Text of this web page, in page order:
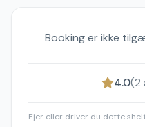
Booking er ikke
4.0(2
Ejer eller driver du dette